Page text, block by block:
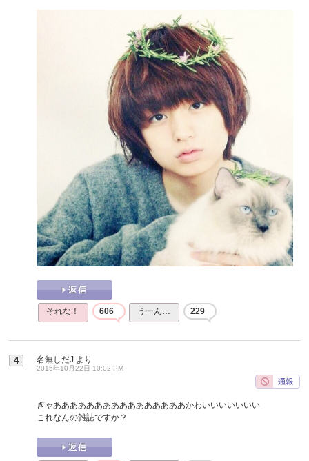
それな！ 606 うーん… 229
4 名無しだJ より
2015年10月22日 10:02 PM
ぎゃああああああああああああああああかわいいいいいいい
これなんの雑誌ですか？